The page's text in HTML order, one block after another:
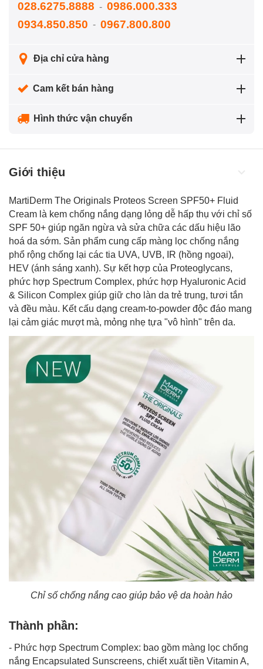
028.6275.8888 - 0986.000.333
0934.850.850 - 0967.800.800
Địa chỉ cửa hàng
Cam kết bán hàng
Hình thức vận chuyển
Giới thiệu
MartiDerm The Originals Proteos Screen SPF50+ Fluid
Cream là kem chống nắng dạng lỏng dễ hấp thụ với chỉ số
SPF 50+ giúp ngăn ngừa và sửa chữa các dấu hiệu lão
hoá da sớm. Sản phẩm cung cấp màng lọc chống nắng
phổ rộng chống lại các tia UVA, UVB, IR (hồng ngoại),
HEV (ánh sáng xanh). Sự kết hợp của Proteoglycans,
phức hợp Spectrum Complex, phức hợp Hyaluronic Acid
& Silicon Complex giúp giữ cho làn da trẻ trung, tươi tắn
và đều màu. Kết cấu dạng cream-to-powder độc đáo mang
lại cảm giác mượt mà, mỏng nhẹ tựa "vô hình" trên da.
Chỉ số chống nắng cao giúp bảo vệ da hoàn hảo
Thành phần:
- Phức hợp Spectrum Complex: bao gồm màng lọc chống
nắng Encapsulated Sunscreens, chiết xuất tiền Vitamin A,